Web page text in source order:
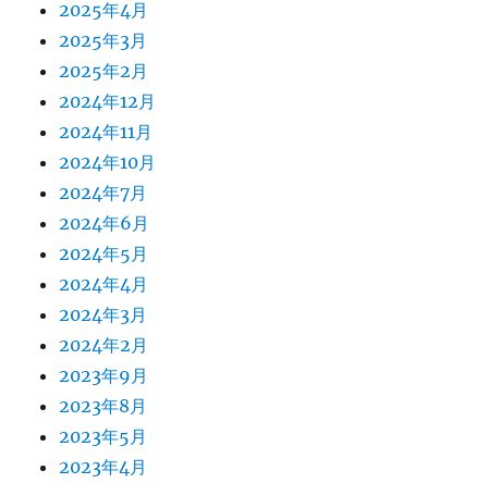
2025年4月
2025年3月
2025年2月
2024年12月
2024年11月
2024年10月
2024年7月
2024年6月
2024年5月
2024年4月
2024年3月
2024年2月
2023年9月
2023年8月
2023年5月
2023年4月